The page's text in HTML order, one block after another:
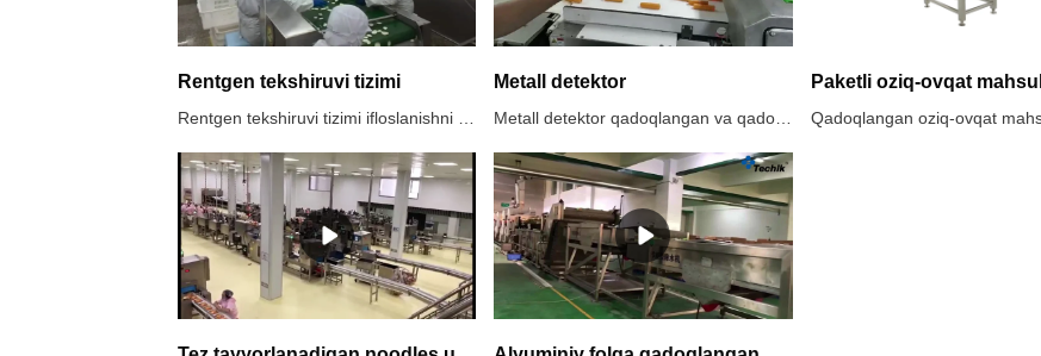
Rentgen tekshiruvi tizimi Metall detektor